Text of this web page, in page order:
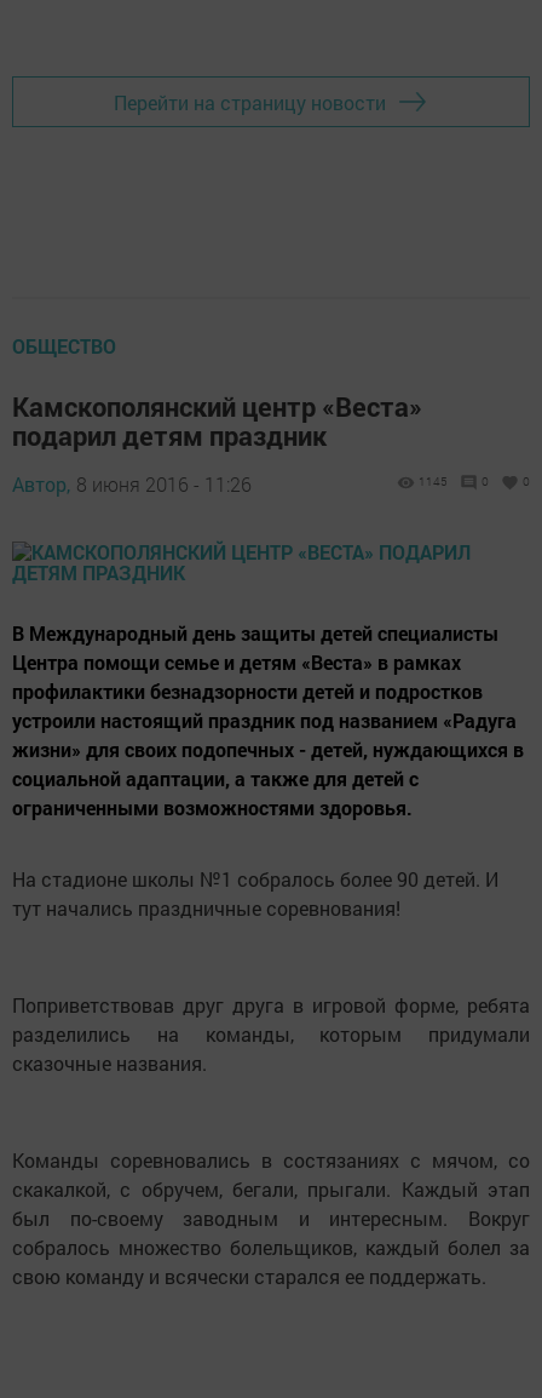
Перейти на страницу новости
ОБЩЕСТВО
Камскополянский центр «Веста»
подарил детям праздник
Автор, 8 июня 2016 - 11:26 1145 0 0
В Международный день защиты детей специалисты
Центра помощи семье и детям «Веста» в рамках
профилактики безнадзорности детей и подростков
устроили настоящий праздник под названием «Радуга
жизни» для своих подопечных - детей, нуждающихся в
социальной адаптации, а также для детей с
ограниченными возможностями здоровья.
На стадионе школы №1 собралось более 90 детей. И
тут начались праздничные соревнования!
Поприветствовав друг друга в игровой форме, ребята
разделились на команды, которым придумали
сказочные названия.
Команды соревновались в состязаниях с мячом, со
скакалкой, с обручем, бегали, прыгали. Каждый этап
был по-своему заводным и интересным. Вокруг
собралось множество болельщиков, каждый болел за
свою команду и всячески старался ее поддержать.